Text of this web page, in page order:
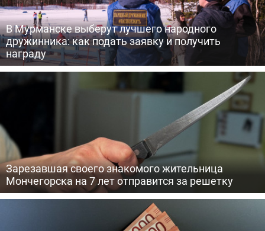
В Мурманске выберут лучшего народного
дружинника: как подать заявку и получить
награду
Зарезавшая своего знакомого жительница
Мончегорска на 7 лет отправится за решетку